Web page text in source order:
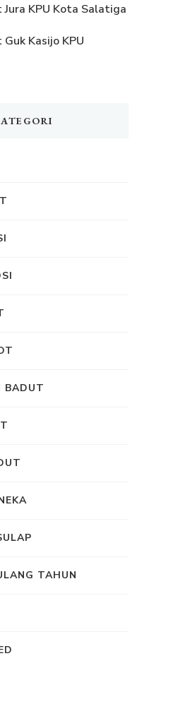
KPU Kota Salatiga
Kasijo KPU
BADUT
TAHUN